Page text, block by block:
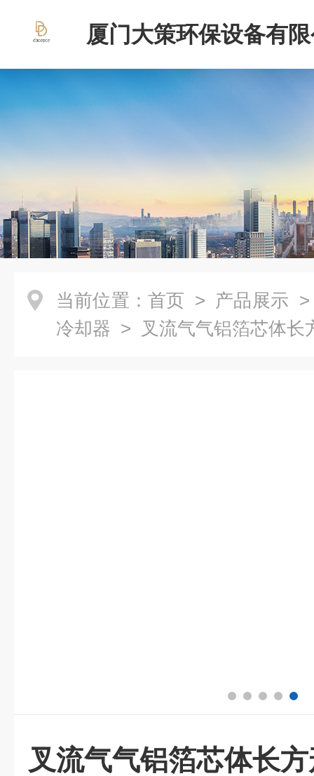
厦门大策环保设备有
当前位置： 首页 > 产品展示
冷却器 > 叉流气气铝箔芯体长
叉流气气铝箔芯体长